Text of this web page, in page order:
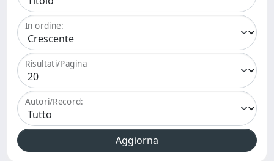
In ordine:
Risultati/Pagina
Autori/Record: